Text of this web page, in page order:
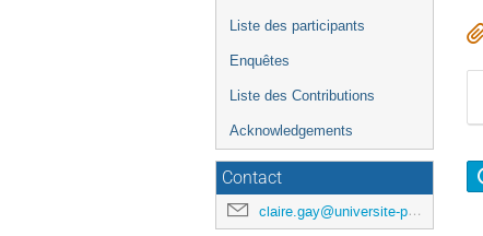
Liste des participants
Enquêtes
Liste des Contributions
Acknowledgements
Contact
claire.gay@universite-paris-saclay.fr